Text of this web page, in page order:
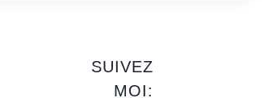
SUIVEZ
MOI: